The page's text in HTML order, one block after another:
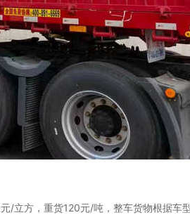
立方，重货120元/吨，整车货物根据车